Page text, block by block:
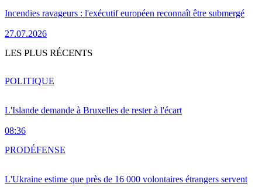
Incendies ravageurs : l'exécutif européen reconnaît être submergé
27.07.2026
LES PLUS RÉCENTS
L'Islande demande à Bruxelles de rester à l'écart
08:36
POLITIQUE
L'Ukraine estime que près de 16 000 volontaires étrangers servent
PRODÉFENSE